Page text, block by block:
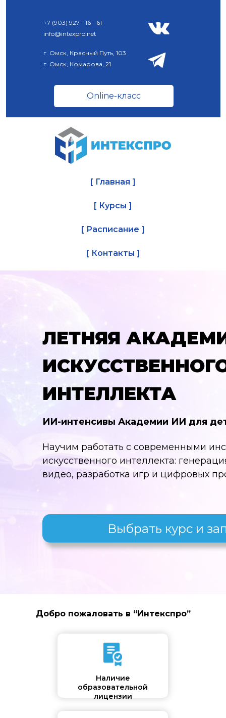
+7 (903) 927 - 16 - 61
info@intexpro.net
г. Омск, Красный Путь, 103
г. Омск, Комарова, 21
Online-класс
[ Контакты ]
[ Расписание ]
[ Курсы ]
[ Главная ]
Научим работать с современными
искусственного интеллекта:
видео, разработка игр и цифровых
ИИ-интенсивы Академии ИИ для
ЛЕТНЯЯ
ИНТЕЛЛЕКТА
Выбрать курс и
Наличие
образовательной
лицензии
Добро пожаловать в “Интекспро”